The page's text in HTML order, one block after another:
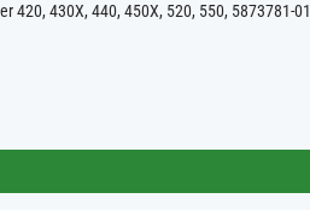
420, 430X, 440, 450X, 520, 550, 5873781-01